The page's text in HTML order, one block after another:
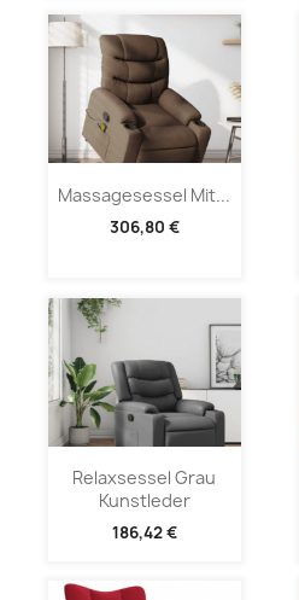
Massagesessel Mit...
306,80 €
Relaxsessel Grau
Kunstleder
186,42 €